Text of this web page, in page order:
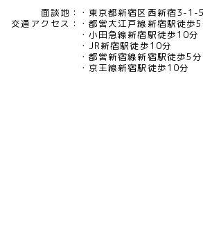
面談地：
東京都新宿区西新宿3-1-
交通アクセス：
都営大江戸線新宿駅徒歩5
小田急線新宿駅徒歩10分
JR新宿駅徒歩10分
都営新宿線新宿駅徒歩5分
京王線新宿駅徒歩10分